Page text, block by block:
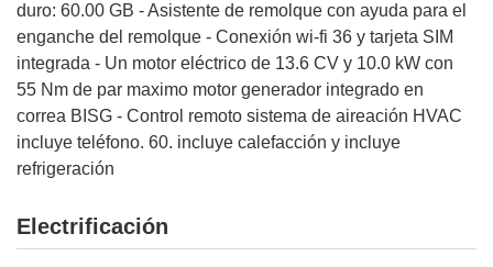
duro: 60.00 GB - Asistente de remolque con ayuda para el
enganche del remolque - Conexión wi-fi 36 y tarjeta SIM
integrada - Un motor eléctrico de 13.6 CV y 10.0 kW con
55 Nm de par maximo motor generador integrado en
correa BISG - Control remoto sistema de aireación HVAC
incluye teléfono. 60. incluye calefacción y incluye
refrigeración
Electrificación